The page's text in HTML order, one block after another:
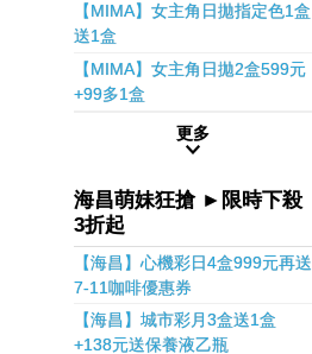
【MIMA】女主角日拋指定色1盒
送1盒
【MIMA】女主角日拋2盒599元
+99多1盒
更多
海昌萌妹狂搶 ►限時下殺
3折起
【海昌】心機彩日4盒999元再送
7-11咖啡優惠券
【海昌】城市彩月3盒送1盒
+138元送保養液乙瓶